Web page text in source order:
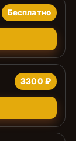
Бесплатно
3300 ₽